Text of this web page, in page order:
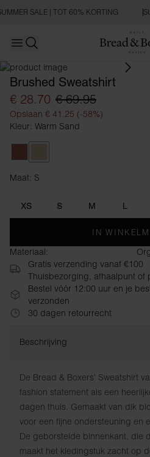
SALE | TOT 60% KORTING
Open main menu
Brushed Sweatshirt
€ 28.70 € 69.95
Opslaan € 41.25 (-58%)
Kleur: Warm Sand
Maat: S
XS S M L
IN
Materiaal:
Gratis verzending vanaf €100
Thuisbezorging, afhaalpunt of
Bestel vóór 12:00 uur en je
verzonden
30 dagen retourrecht
Beschrijving
De Bread & Boxers' Sweatshirt
fashion statement als een
dagen thuis. Gemaakt van dik
voor een fijne ondersteuning en
De geborstelde binnenkant, die
maakt het kledingstuk zacht op